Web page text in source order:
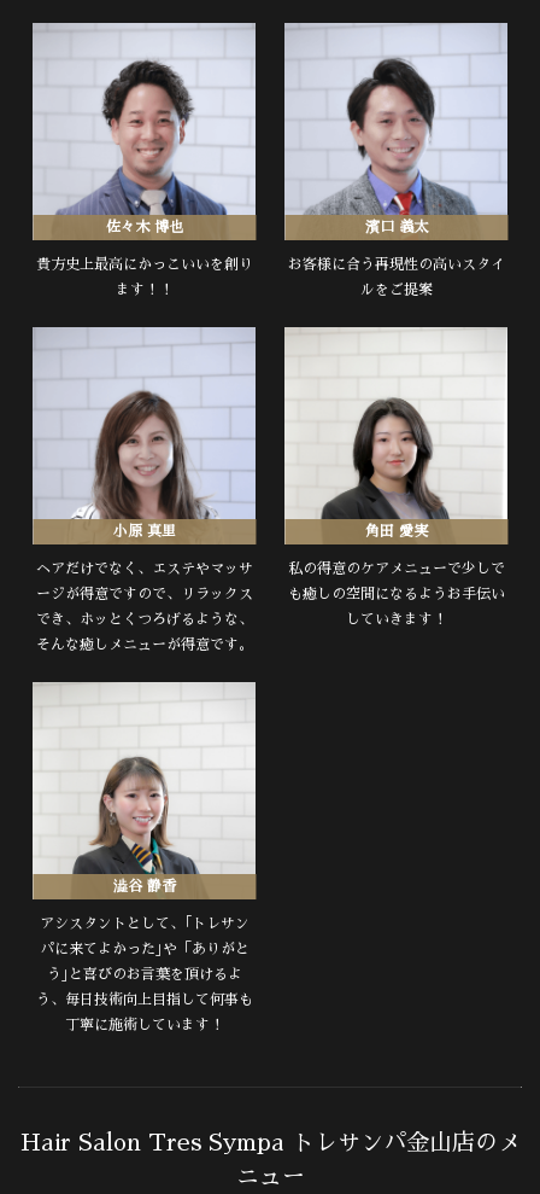
佐々木 博也
貴方史上最高にかっこいいを創り
ます！！
濱口 義太
お客様に合う再現性の高いスタイ
ルをご提案
小原 真里
ヘアだけでなく、エステやマッサ
ージが得意ですので、リラックス
でき、ホッとくつろげるような、
そんな癒しメニューが得意です。
角田 愛実
私の得意のケアメニューで少しで
も癒しの空間になるようお手伝い
していきます！
澁谷 静香
アシスタントとして、｢トレサン
パに来てよかった｣や「ありがと
う｣と喜びのお言葉を頂けるよ
う、毎日技術向上目指して何事も
丁寧に施術しています！
Hair Salon Tres Sympa トレサンパ金山店のメ
ニュー